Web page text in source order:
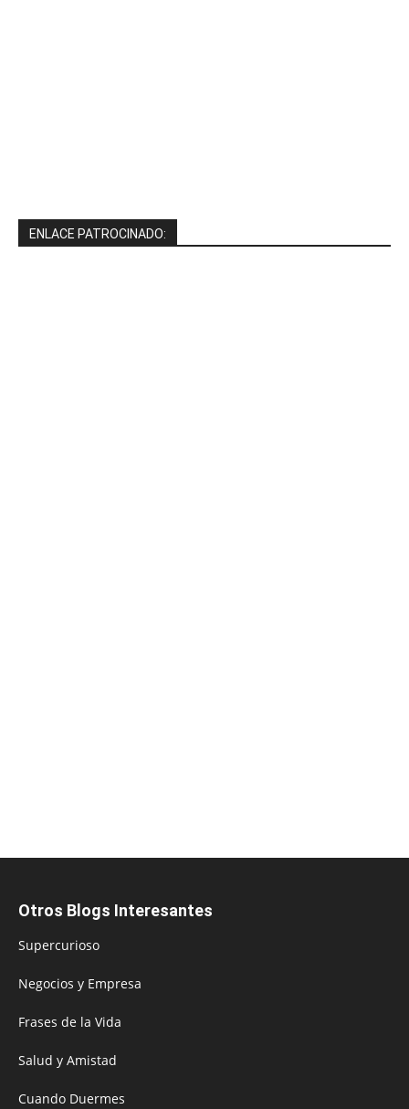
ENLACE PATROCINADO:
Otros Blogs Interesantes
Supercurioso
Negocios y Empresa
Frases de la Vida
Salud y Amistad
Cuando Duermes